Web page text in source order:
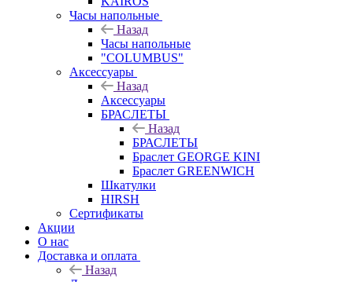
Часы напольные
Назад
Часы напольные
"COLUMBUS"
Аксессуары
Назад
Аксессуары
БРАСЛЕТЫ
Назад
БРАСЛЕТЫ
Браслет GEORGE KINI
Браслет GREENWICH
Шкатулки
HIRSH
Сертификаты
Акции
О нас
Доставка и оплата
Назад